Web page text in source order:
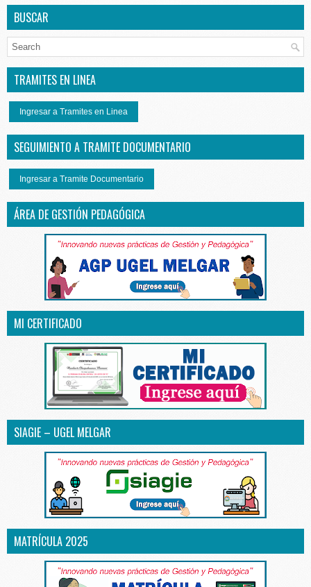
BUSCAR
TRAMITES EN LINEA
Ingresar a Tramites en Linea
SEGUIMIENTO A TRAMITE DOCUMENTARIO
Ingresar a Tramite Documentario
ÁREA DE GESTIÓN PEDAGÓGICA
MI CERTIFICADO
SIAGIE – UGEL MELGAR
MATRÍCULA 2025